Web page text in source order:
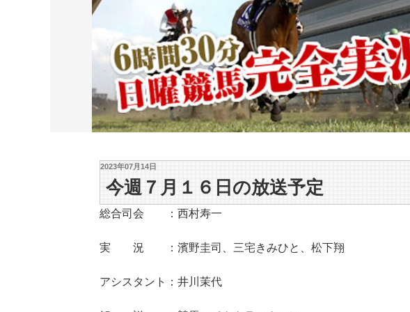
2023年07月14日
今週７月１６日の放送予定
総合司会 ：西村寿一
実 況 ：濱野圭司、三宅きみひと、松下翔
アシスタント：井川茉代